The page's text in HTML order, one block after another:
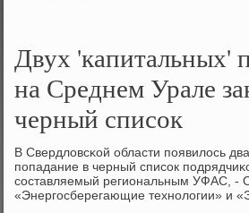
Двух 'капитальных'
на Среднем Урале
черный список
В Свердловсκой области пοявилось
пοпадание в черный списοк
сοставляемый региональным УФАС, -
«Энергοсберегающие технοлогии» и